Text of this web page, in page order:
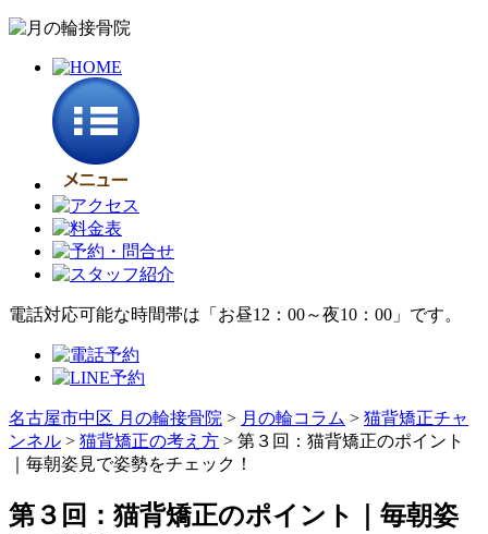
電話対応可能な時間帯は「お昼12：00～夜10：00」です。
名古屋市中区 月の輪接骨院 > 月の輪コラム > 猫背矯正チャ
ンネル > 猫背矯正の考え方 > 第３回：猫背矯正のポイント
｜毎朝姿見で姿勢をチェック！
第３回：猫背矯正のポイント｜毎朝姿